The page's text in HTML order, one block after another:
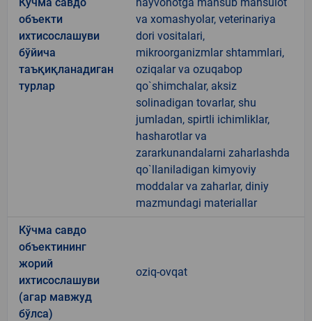
объекти
ихтисослашуви
бўйича
таъқиқланадиган
турлар
va xomashyolar, veterinariya
dori vositalari,
mikroorganizmlar shtammlari,
oziqalar va ozuqabop
qo`shimchalar, aksiz
solinadigan tovarlar, shu
jumladan, spirtli ichimliklar,
hasharotlar va
zararkunandalarni zaharlashda
qo`llaniladigan kimyoviy
moddalar va zaharlar, diniy
mazmundagi materiallar
Кўчма савдо
объектининг
жорий
ихтисослашуви
(агар мавжуд
бўлса)
oziq-ovqat